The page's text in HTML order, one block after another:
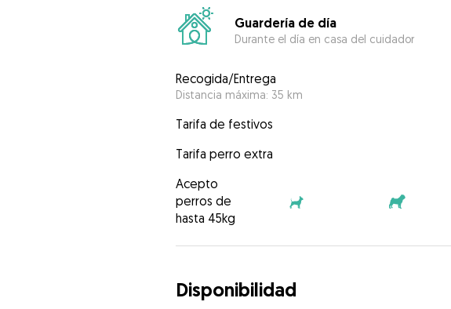
Guardería de día
Durante el día en casa del cuidador
Recogida/Entrega
Distancia máxima: 35 km
Tarifa de festivos
Tarifa perro extra
Acepto
perros de
hasta 45kg
Disponibilidad